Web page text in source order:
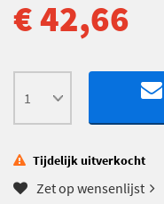
€ 42,66
Tijdelijk uitverkocht
Zet op wensenlijst